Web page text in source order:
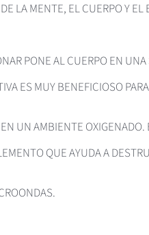
LA MENTE, EL CUERPO Y
PONE AL CUERPO EN
ES MUY BENEFICIOSO
UN AMBIENTE
QUE AYUDA A